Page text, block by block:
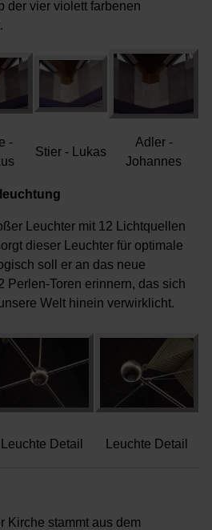
der vier violett farbenen
-
Stier - Lukas
Adler -
Johannes
Leuchter mit 12 Lichtquellen
dieser Leuchter für optimale
soll er an das neue
Perlen-Toren erinnern, das sich
Welt hinein verwirklicht.
Leuchte Detail Leuchte Detail
Kirche stammt aus dem